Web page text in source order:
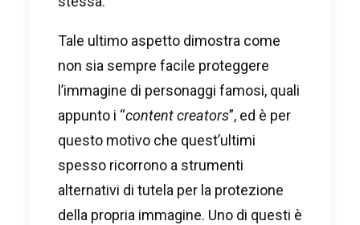
Tale ultimo aspetto dimostra come
non sia sempre facile proteggere
l’immagine di personaggi famosi, quali
appunto i “content creators”, ed è per
questo motivo che quest’ultimi
spesso ricorrono a strumenti
alternativi di tutela per la protezione
della propria immagine. Uno di questi è